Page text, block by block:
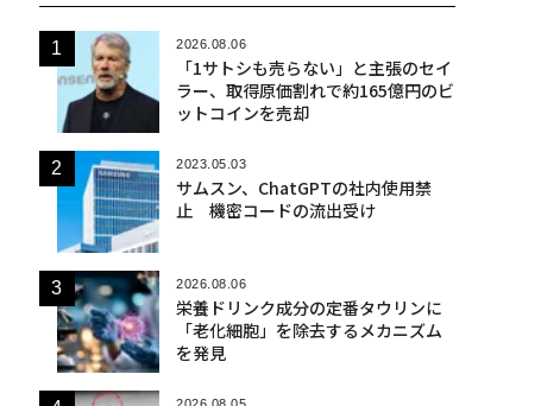
2026.08.06
「1サトシも売らない」と主張のセイ
ラー、取得原価割れで約165億円のビ
ットコインを売却
2023.05.03
サムスン、ChatGPTの社内使用禁
止 機密コードの流出受け
2026.08.06
栄養ドリンク成分の定番タウリンに
「老化細胞」を除去するメカニズム
を発見